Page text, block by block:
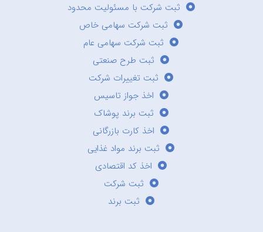
ثبت شرکت با مسئولیت محدود
ثبت شرکت سهامی خاص
ثبت شرکت سهامی عام
ثبت طرح صنعتی
ثبت تغییرات شرکت
اخذ جواز تاسیس
ثبت برند پوشاک
اخذ کارت بازرگانی
ثبت برند مواد غذایی
اخذ کد اقتصادی
ثبت شرکت
ثبت برند